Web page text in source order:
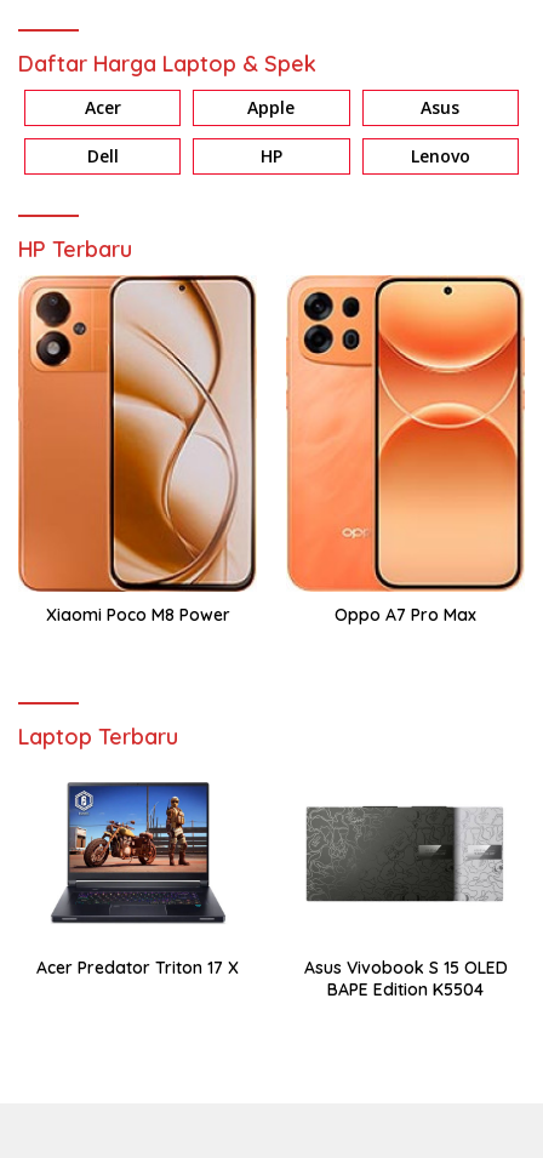
Daftar Harga Laptop & Spek
Acer Apple Asus
Dell HP Lenovo
HP Terbaru
Xiaomi Poco M8 Power Oppo A7 Pro Max
Laptop Terbaru
Acer Predator Triton 17 X
Asus Vivobook S 15 OLED
BAPE Edition K5504